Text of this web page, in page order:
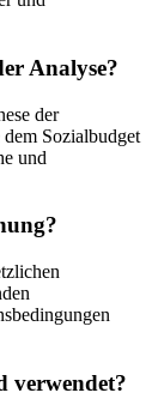
Analyse?
der
Sozialbudget
und
verwendet?